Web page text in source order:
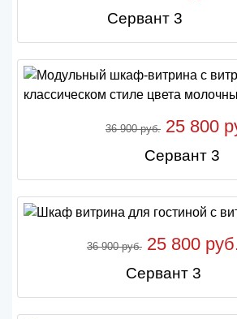
Сервант 3
36 900 руб. 25 800
Сервант 3
36 900 руб. 25 800
Сервант 3